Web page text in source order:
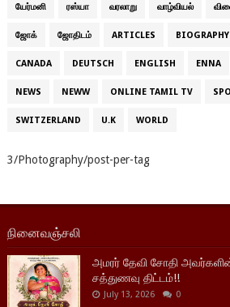
யேர்மனி ரஸ்யா வரலாறு வாழ்வியல்
ஜோக் ஜோதிடம் ARTICLES BIOGRAPHY
CANADA DEUTSCH ENGLISH ENNA
NEWS NEWW ONLINE TAMIL TV
SWITZERLAND U.K WORLD
3/Photography/post-per-tag
நினைவஞ்சலி
அமரர் தேவி சோதி
சத்துணவு திட்டம்!!
July 13, 2026 0